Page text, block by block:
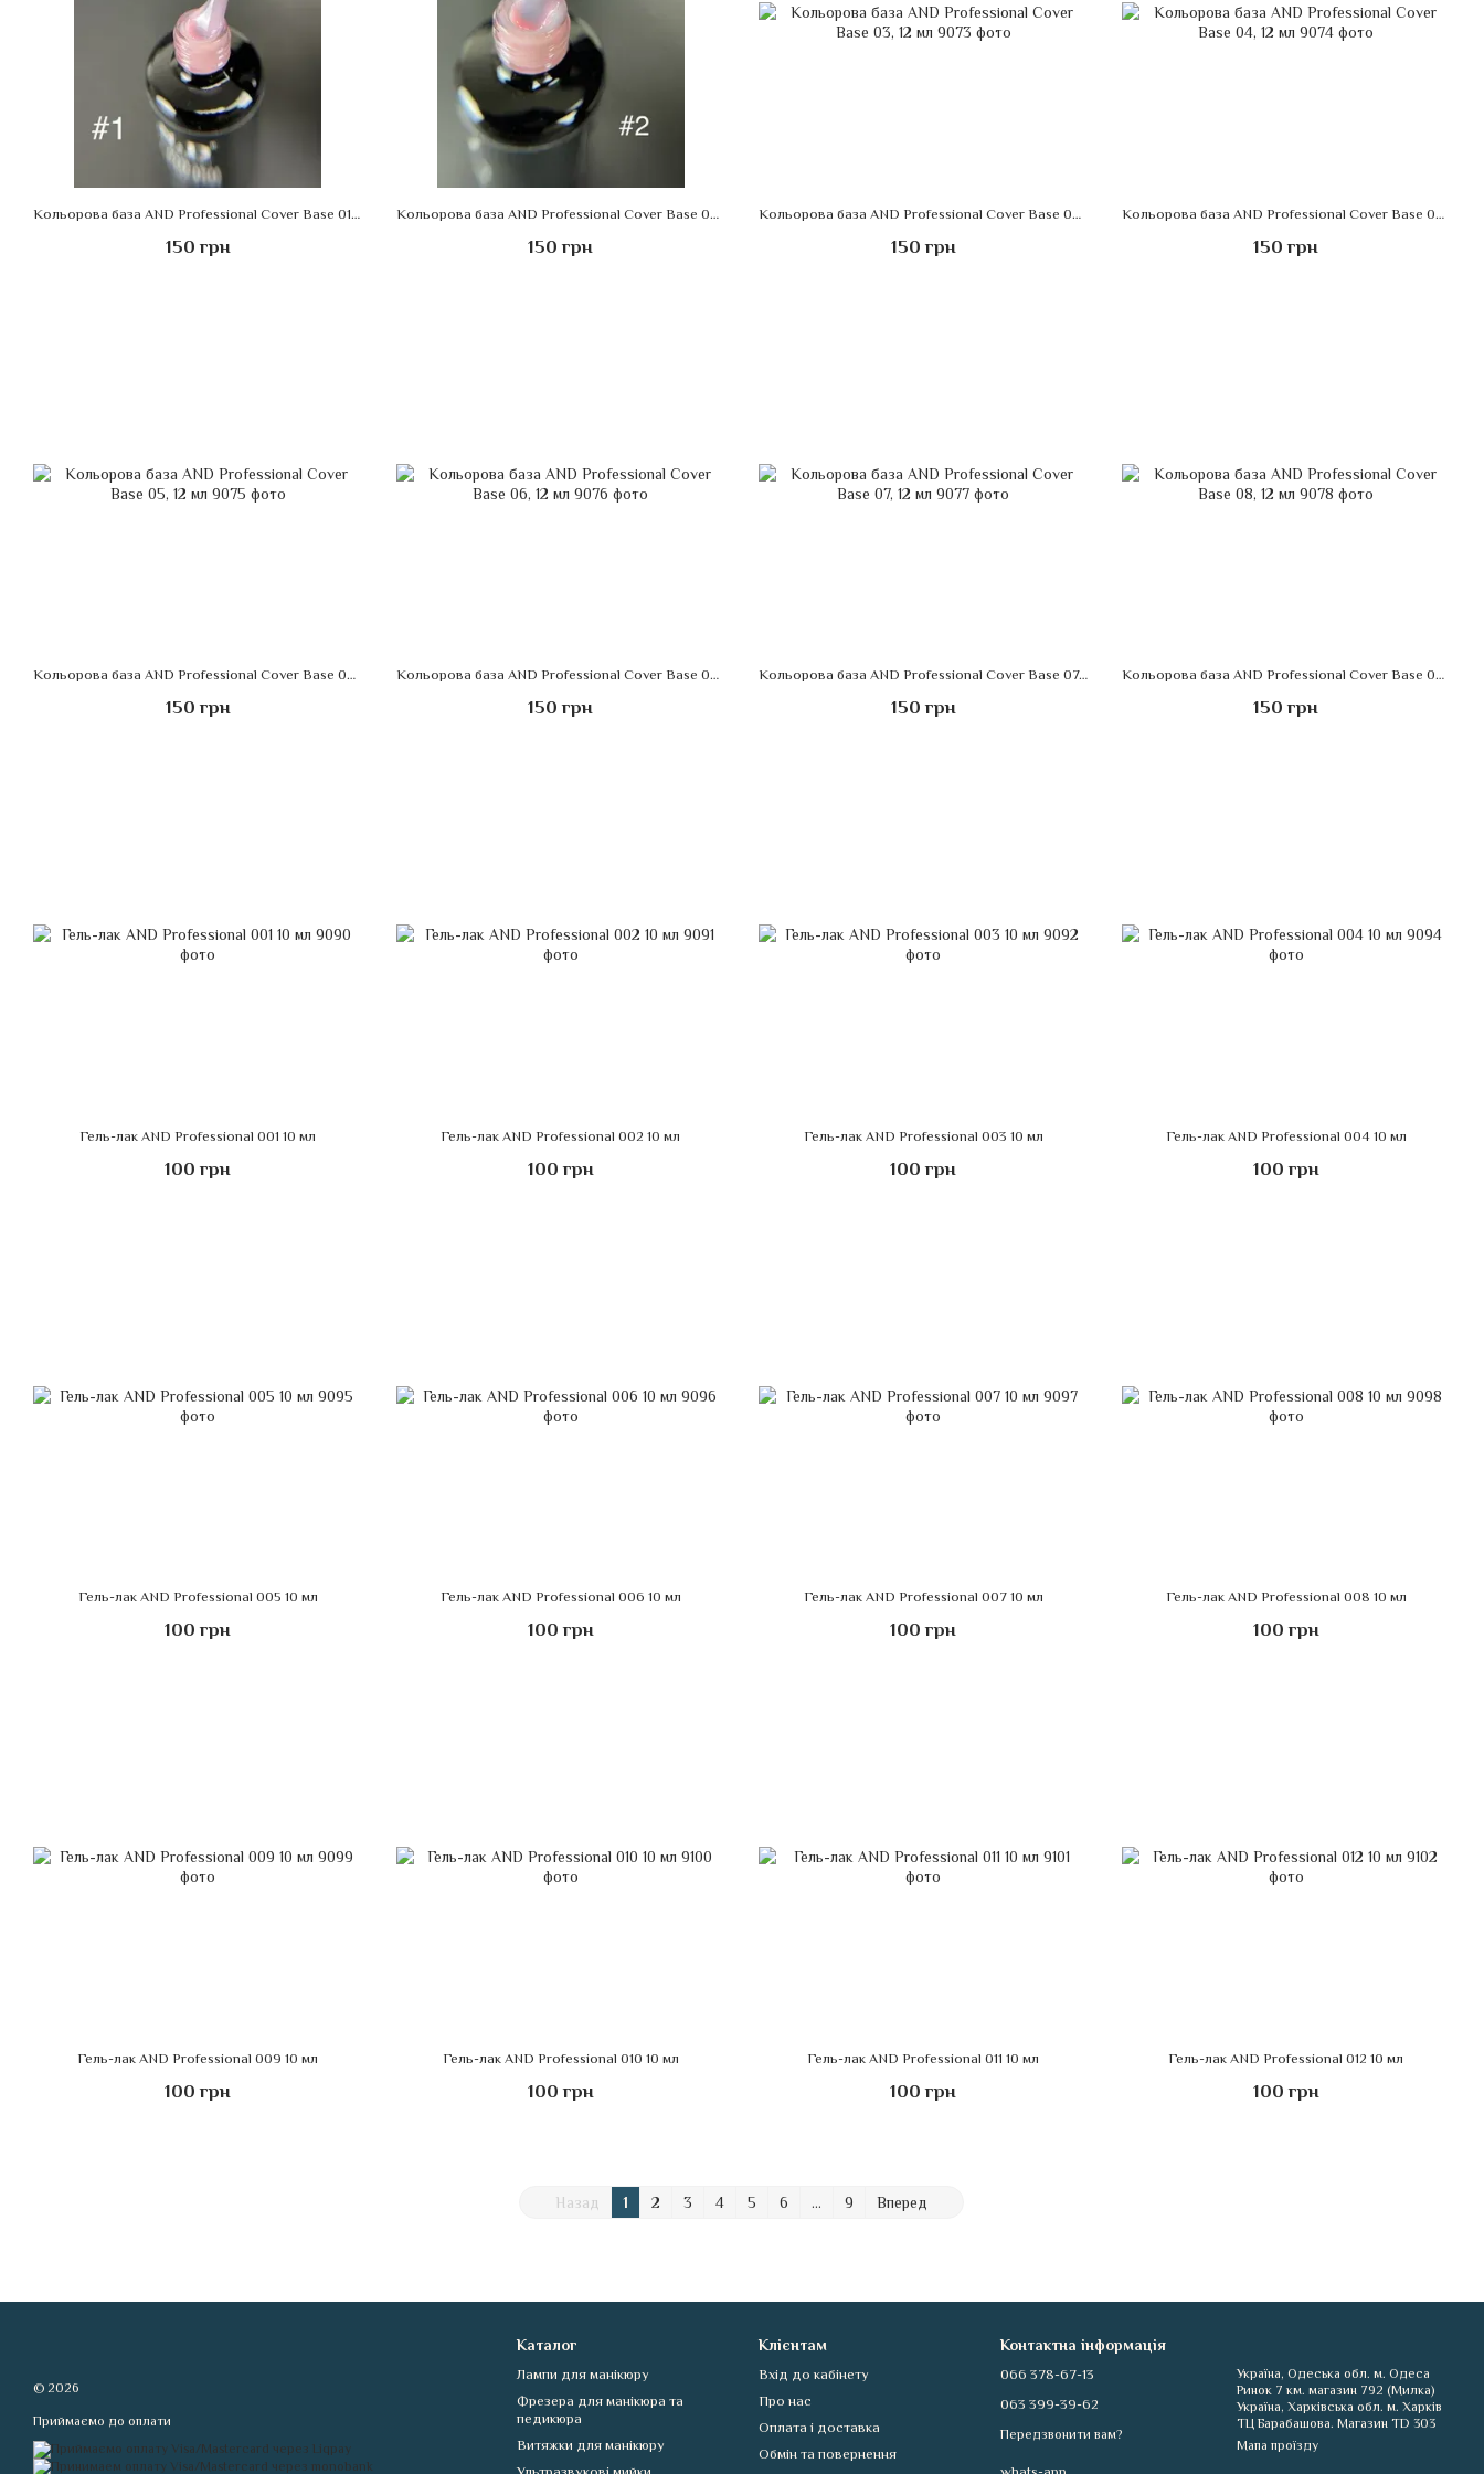
Кольорова база AND Professional Cover Base 01, 12 мл
150 грн
Кольорова база AND Professional Cover Base 02, 12 мл
150 грн
Кольорова база AND Professional Cover Base 03, 12 мл
150 грн
Кольорова база AND Professional Cover Base 04, 12 мл
150 грн
Кольорова база AND Professional Cover Base 05, 12 мл
150 грн
Кольорова база AND Professional Cover Base 06, 12 мл
150 грн
Кольорова база AND Professional Cover Base 07, 12 мл
150 грн
Кольорова база AND Professional Cover Base 08, 12 мл
150 грн
Гель-лак AND Professional 001 10 мл
100 грн
Гель-лак AND Professional 002 10 мл
100 грн
Гель-лак AND Professional 003 10 мл
100 грн
Гель-лак AND Professional 004 10 мл
100 грн
Гель-лак AND Professional 005 10 мл
100 грн
Гель-лак AND Professional 006 10 мл
100 грн
Гель-лак AND Professional 007 10 мл
100 грн
Гель-лак AND Professional 008 10 мл
100 грн
Гель-лак AND Professional 009 10 мл
100 грн
Гель-лак AND Professional 010 10 мл
100 грн
Гель-лак AND Professional 011 10 мл
100 грн
Гель-лак AND Professional 012 10 мл
100 грн
Назад 1 2 3 4 5 6 ... 9 Вперед
© 2026
Приймаємо до оплати
Каталог
Лампи для манікюру
Фрезера для манікюра та
педикюра
Витяжки для манікюру
Клієнтам
Вхід до кабінету
Про нас
Оплата і доставка
Обмін та повернення
Контактна інформація
066 378-67-13
063 399-39-62
Передзвонити вам?
Україна, Одеська обл. м. Одеса
Ринок 7 км. магазин 792 (Милка)
Україна, Харківська обл. м. Харків
ТЦ Барабашова. Магазин TD 303
Мапа проїзду